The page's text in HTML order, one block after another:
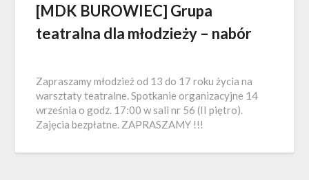
[MDK BUROWIEC] Grupa
teatralna dla młodzieży – nabór
Zapraszamy młodzież od 13 do 17 roku życia na
warsztaty teatralne. Spotkanie organizacyjne 14
września o godz. 17:00 w sali nr 56 (II piętro).
Zajęcia bezpłatne. ZAPRASZAMY !!!